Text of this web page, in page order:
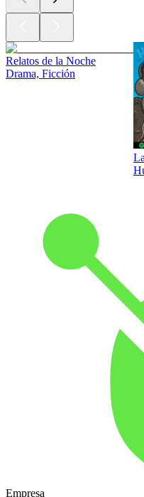
Relatos de la Noche
Drama, Ficción
Empresa